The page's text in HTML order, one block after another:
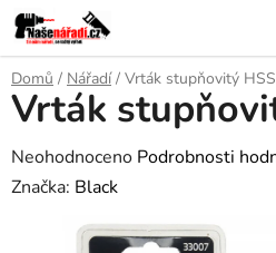
Přejít
na
obsah
Domů / Nářadí / Vrták stupňovitý
Vrták
Průměrné
hodnocení
Neohodnoceno Podrobnosti
Značka: Black